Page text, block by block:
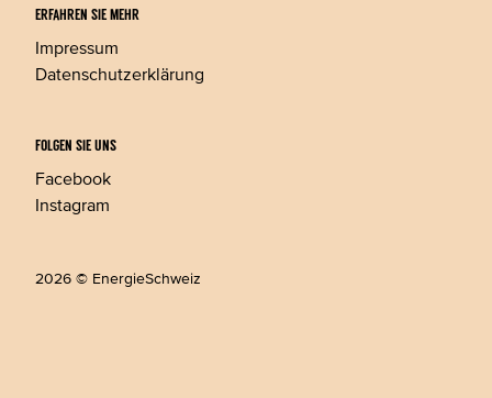
ERFAHREN SIE MEHR
Impressum
Datenschutzerklärung
FOLGEN SIE UNS
Facebook
Instagram
2026 © EnergieSchweiz